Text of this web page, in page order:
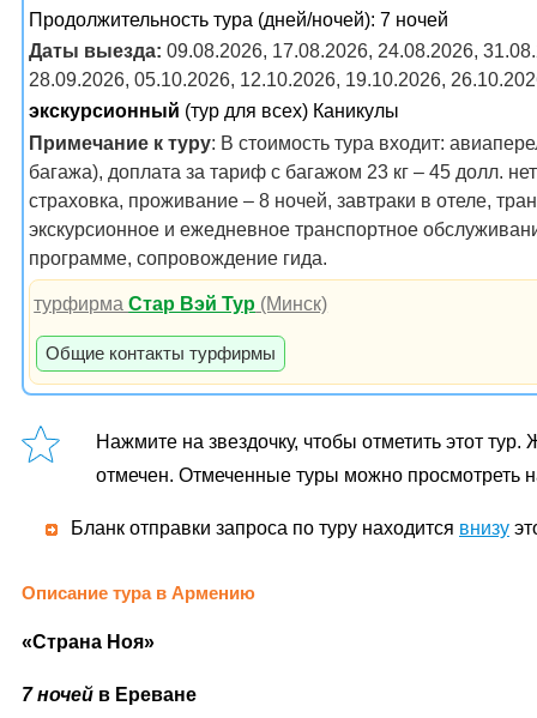
Продолжительность тура (дней/ночей): 7 ночей
Даты выезда: 09.08.2026, 17.08.2026, 24.08.2026,
28.09.2026, 05.10.2026, 12.10.2026, 19.10.2026,
экскурсионный (тур для всех) Каникулы
Примечание к туру: В стоимость тура входит:
багажа), доплата за тариф с багажом 23 кг – 45 долл.
страховка, проживание – 8 ночей, завтраки в отеле,
экскурсионное и ежедневное транспортное
программе, сопровождение гида.
турфирмаСтар Вэй Тур (Минск)
Общие контакты турфирмы
Нажмите на звездочку, чтобы отметить этот
отмечен. Отмеченные туры можно просмотреть
Бланк отправки запроса по туру находится внизу
Описание тура в Армению
«Страна Ноя»
7 ночей в Ереване